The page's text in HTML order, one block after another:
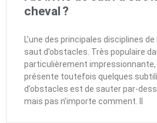
cheval ?
L’une des principales disciplines
saut d’obstacles. Très populaire
particulièrement
présente toutefois quelques
d’obstacles est de sauter par-
mais pas n’importe comment. Il